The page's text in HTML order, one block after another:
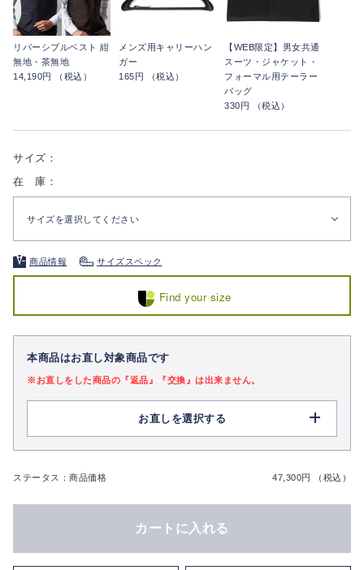
リバーシブルベスト 紺
無地・茶無地
14,190円 （税込）
メンズ用キャリーハン
ガー
165円 （税込）
【WEB限定】男女共通
スーツ・ジャケット・
フォーマル用テーラー
バッグ
330円 （税込）
サイズ：
在 庫：
サイズを選択してください
商品情報 サイズスペック
Find your size
本商品はお直し対象商品です
※お直しをした商品の『返品』『交換』は出来ません。
お直しを選択する
ステータス：商品価格 47,300円 （税込）
カートに入れる